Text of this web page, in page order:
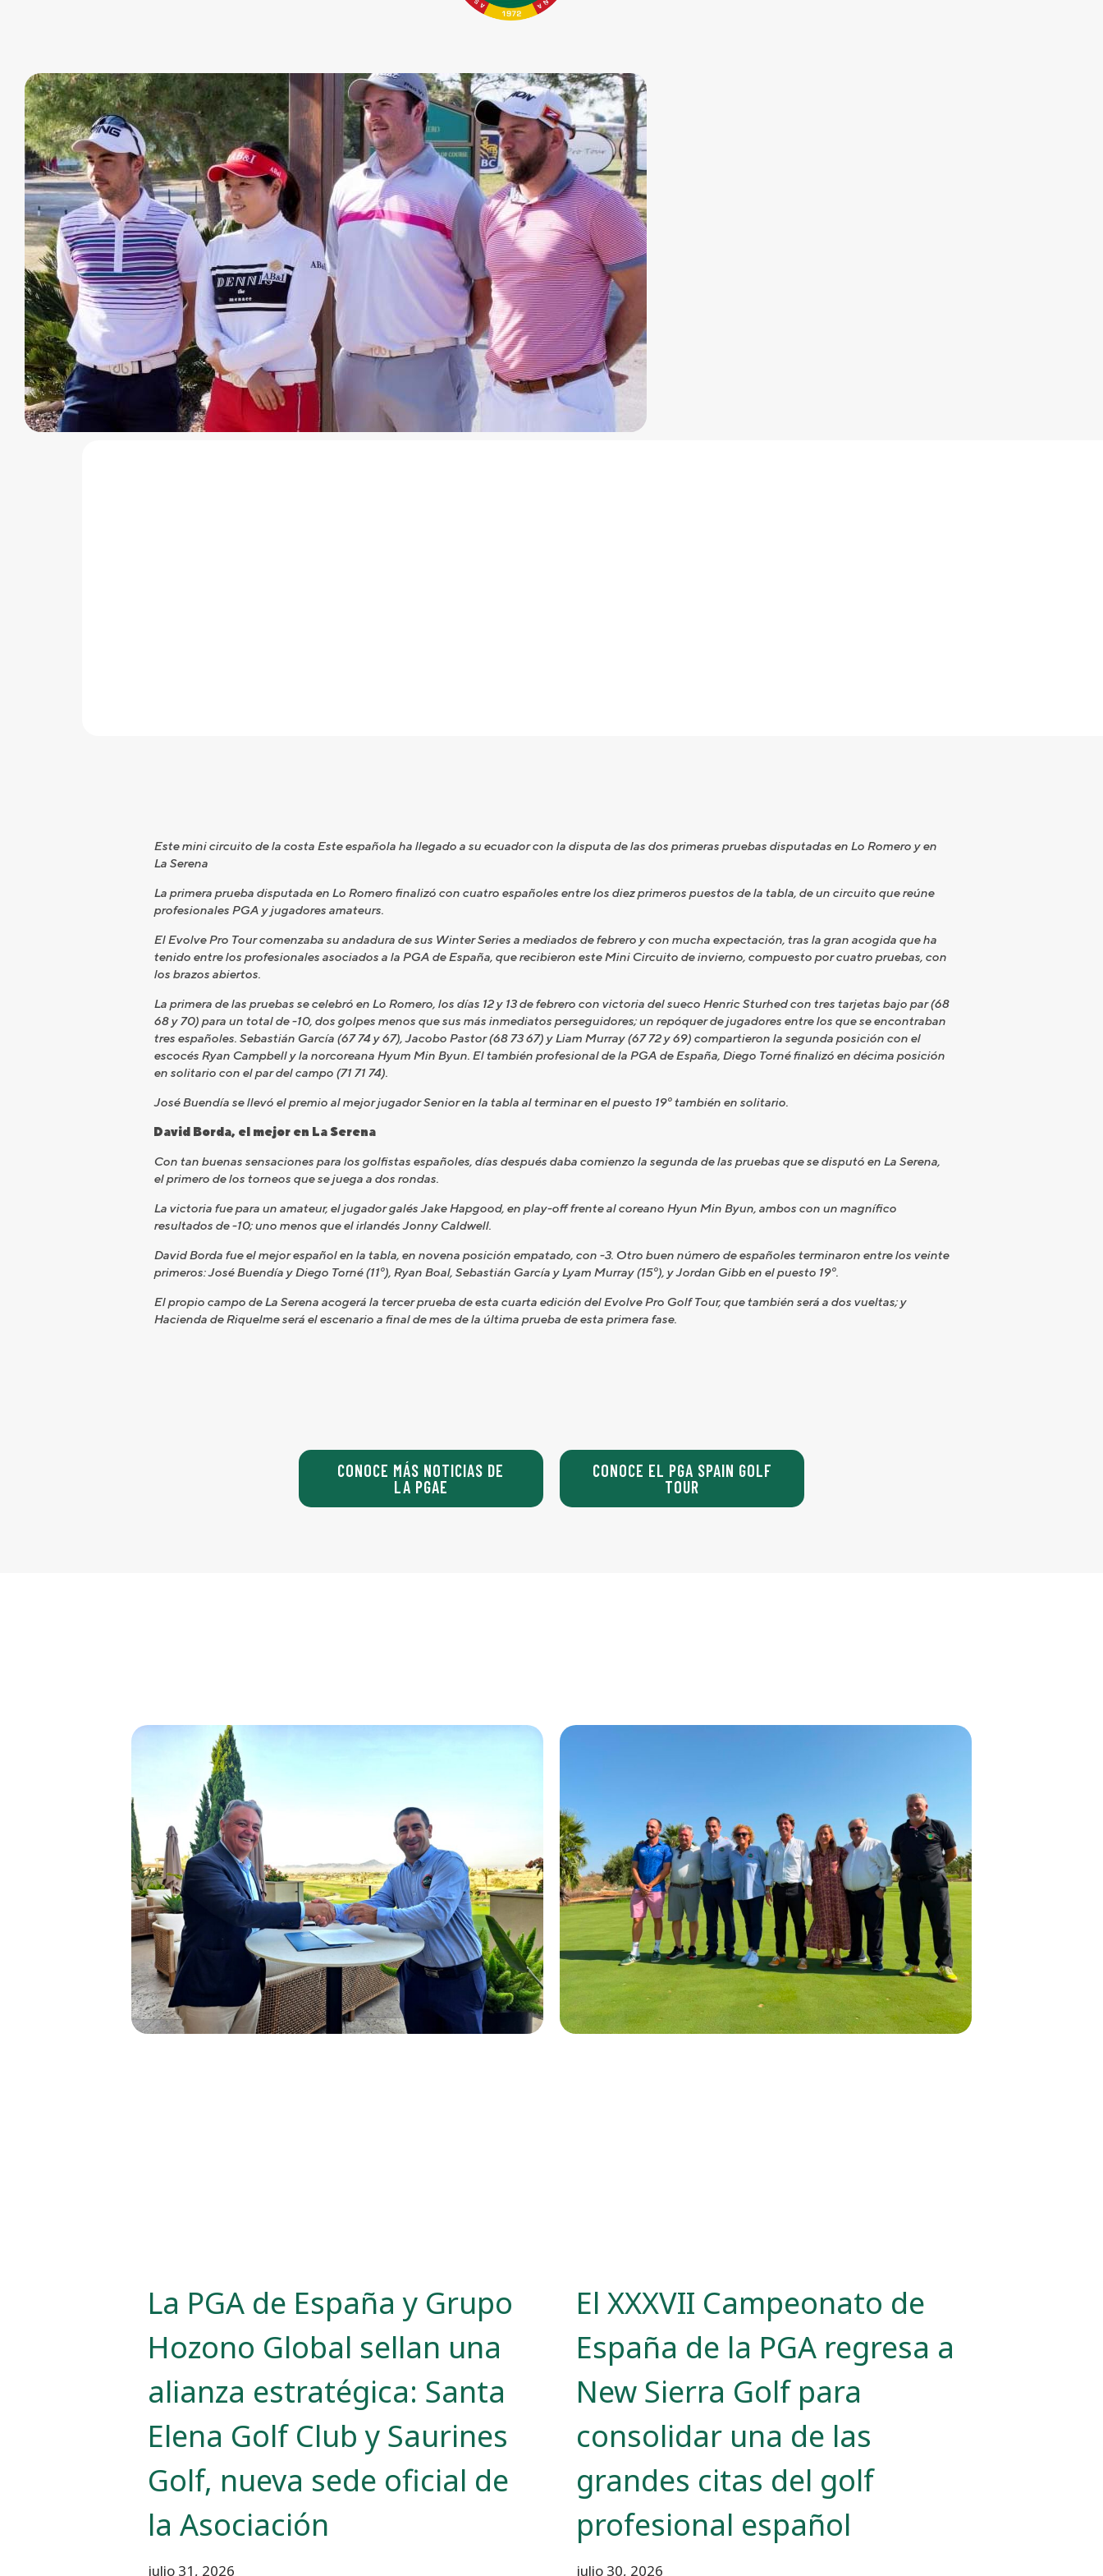
Este mini circuito de la costa Este española ha llegado a su ecuador con la disputa de las dos primeras pruebas disputadas en Lo Romero y en
La Serena
La primera prueba disputada en Lo Romero finalizó con cuatro españoles entre los diez primeros puestos de la tabla, de un circuito que reúne
profesionales PGA y jugadores amateurs.
El Evolve Pro Tour comenzaba su andadura de sus Winter Series a mediados de febrero y con mucha expectación, tras la gran acogida que ha
tenido entre los profesionales asociados a la PGA de España, que recibieron este Mini Circuito de invierno, compuesto por cuatro pruebas, con
los brazos abiertos.
La primera de las pruebas se celebró en Lo Romero, los días 12 y 13 de febrero con victoria del sueco Henric Sturhed con tres tarjetas bajo par (68
68 y 70) para un total de -10, dos golpes menos que sus más inmediatos perseguidores; un repóquer de jugadores entre los que se encontraban
tres españoles. Sebastián García (67 74 y 67), Jacobo Pastor (68 73 67) y Liam Murray (67 72 y 69) compartieron la segunda posición con el
escocés Ryan Campbell y la norcoreana Hyum Min Byun. El también profesional de la PGA de España, Diego Torné finalizó en décima posición
en solitario con el par del campo (71 71 74).
José Buendía se llevó el premio al mejor jugador Senior en la tabla al terminar en el puesto 19º también en solitario.
David Borda, el mejor en La Serena
Con tan buenas sensaciones para los golfistas españoles, días después daba comienzo la segunda de las pruebas que se disputó en La Serena,
el primero de los torneos que se juega a dos rondas.
La victoria fue para un amateur, el jugador galés Jake Hapgood, en play-off frente al coreano Hyun Min Byun, ambos con un magnífico
resultados de -10; uno menos que el irlandés Jonny Caldwell.
David Borda fue el mejor español en la tabla, en novena posición empatado, con -3. Otro buen número de españoles terminaron entre los veinte
primeros: José Buendía y Diego Torné (11º), Ryan Boal, Sebastián García y Lyam Murray (15º), y Jordan Gibb en el puesto 19º.
El propio campo de La Serena acogerá la tercer prueba de esta cuarta edición del Evolve Pro Golf Tour, que también será a dos vueltas; y
Hacienda de Riquelme será el escenario a final de mes de la última prueba de esta primera fase.
CONOCE MÁS NOTICIAS DE
LA PGAE
CONOCE EL PGA SPAIN GOLF
TOUR
La PGA de España y Grupo
Hozono Global sellan una
alianza estratégica: Santa
Elena Golf Club y Saurines
Golf, nueva sede oficial de
la Asociación
julio 31, 2026
El XXXVII Campeonato de
España de la PGA regresa a
New Sierra Golf para
consolidar una de las
grandes citas del golf
profesional español
julio 30, 2026